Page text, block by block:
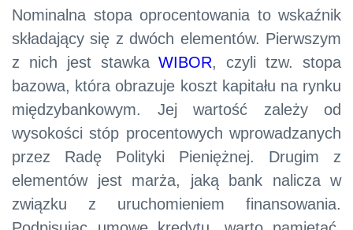
Nominalna stopa oprocentowania to wskaźnik
składający się z dwóch elementów. Pierwszym
z nich jest stawkaWIBOR, czyli tzw. stopa
bazowa, która obrazuje koszt kapitału na rynku
międzybankowym. Jej wartość zależy od
wysokości stóp procentowych wprowadzanych
przez Radę Polityki Pieniężnej. Drugim z
elementów jest marża, jaką bank nalicza w
związku z uruchomieniem finansowania.